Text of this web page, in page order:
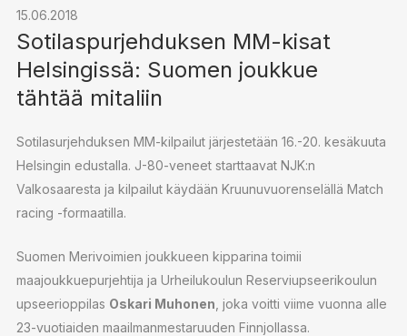
15.06.2018
Sotilaspurjehduksen MM-kisat
Helsingissä: Suomen joukkue
tähtää mitaliin
Sotilasurjehduksen MM-kilpailut järjestetään 16.-20. kesäkuuta
Helsingin edustalla. J-80-veneet starttaavat NJK:n
Valkosaaresta ja kilpailut käydään Kruunuvuorenselällä Match
racing -formaatilla.
Suomen Merivoimien joukkueen kipparina toimii
maajoukkuepurjehtija ja Urheilukoulun Reserviupseerikoulun
upseerioppilas Oskari Muhonen , joka voitti viime vuonna alle
23-vuotiaiden maailmanmestaruuden Finnjollassa.